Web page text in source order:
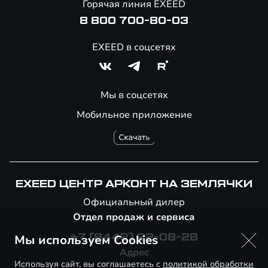
Мобильное приложение
Горячая линия EXEED
8 800 700-80-03
EXEED в соцсетях
Мы в соцсетях
EXEED ЦЕНТР АРКОНТ НА ЗЕМЛЯЧКИ
Официальный дилер
Отдел продаж и сервиса
+7 (8442) 22-08-28
Адрес
Мы используем Cookies
Используя сайт, вы соглашаетесь с политикой обработки